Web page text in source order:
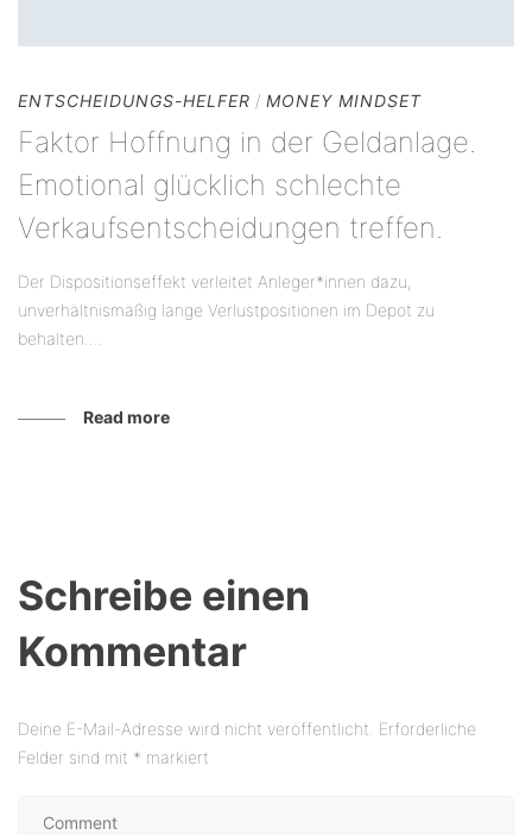
ENTSCHEIDUNGS-HELFER / MONEY MINDSET
Faktor Hoffnung in der Geldanlage.
Emotional glücklich schlechte
Verkaufsentscheidungen treffen.
Der Dispositionseffekt verleitet Anleger*innen dazu,
unverhältnismäßig lange Verlustpositionen im Depot zu
behalten....
Read more
Schreibe einen
Kommentar
Deine E-Mail-Adresse wird nicht veröffentlicht. Erforderliche
Felder sind mit * markiert